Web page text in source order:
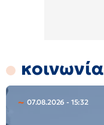
κοινωνία
07.08.2026 - 15:32